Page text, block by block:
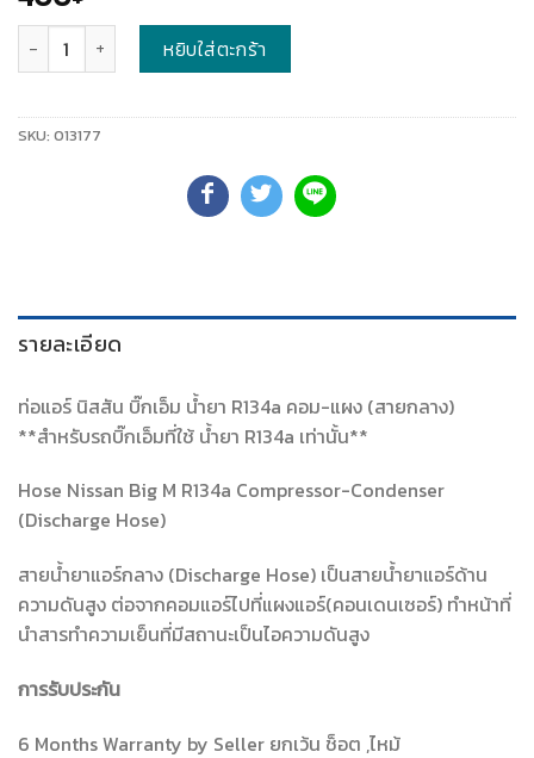
หยิบใส่ตะกร้า
SKU: 013177
รายละเอียด
ท่อแอร์ นิสสัน บิ๊กเอ็ม น้ำยา R134a คอม-แผง (สายกลาง)
**สำหรับรถบิ๊กเอ็มที่ใช้ น้ำยา R134a เท่านั้น**
Hose Nissan Big M R134a Compressor-Condenser
(Discharge Hose)
สายน้ำยาแอร์กลาง (Discharge Hose) เป็นสายน้ำยาแอร์ด้าน
ความดันสูง ต่อจากคอมแอร์ไปที่แผงแอร์(คอนเดนเซอร์) ทำหน้าที่
นำสารทำความเย็นที่มีสถานะเป็นไอความดันสูง
การรับประกัน
6 Months Warranty by Seller ยกเว้น ช็อต ,ไหม้